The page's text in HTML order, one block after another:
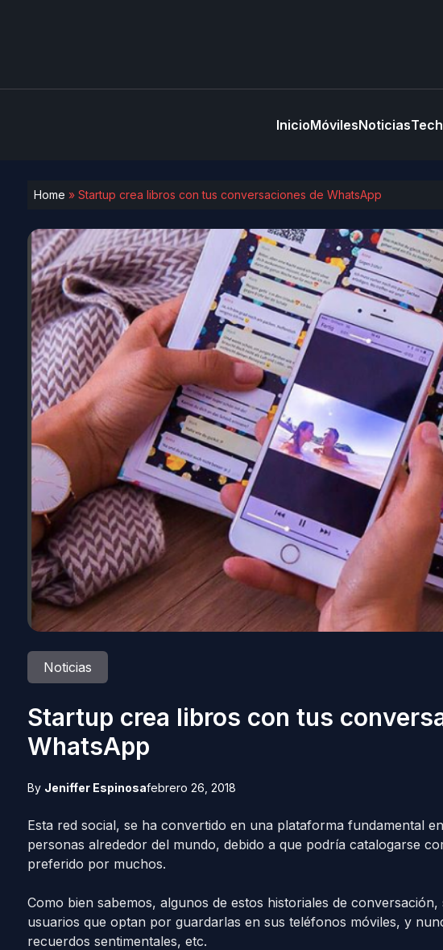
InicioMóvilesNoticiasTech
Home » Startup crea libros con tus conversaciones de WhatsApp
Noticias
Startup crea libros con tus
WhatsApp
By Jeniffer Espinosafebrero 26, 2018
Esta red social, se ha convertido en una plataforma fundamental
personas alrededor del mundo, debido a que podría catalogarse
preferido por muchos.
Como bien sabemos, algunos de estos historiales de
usuarios que optan por guardarlas en sus teléfonos móviles, y
recuerdos sentimentales, etc.